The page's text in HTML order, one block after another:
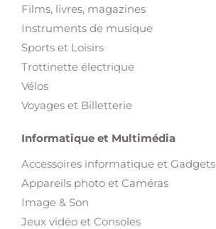
Films, livres, magazines
Instruments de musique
Sports et Loisirs
Trottinette électrique
Vélos
Voyages et Billetterie
Informatique et Multimédia
Accessoires informatique et Gadgets
Appareils photo et Caméras
Image & Son
Jeux vidéo et Consoles